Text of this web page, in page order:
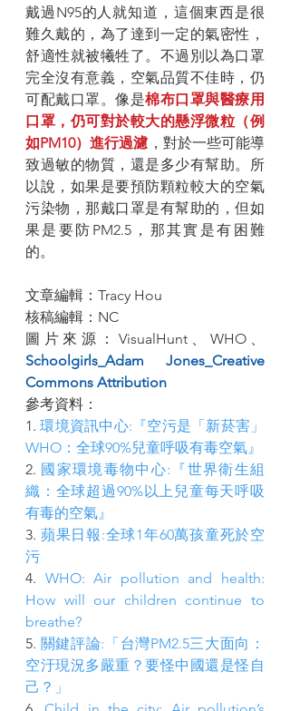
戴過N95的人就知道，這個東西是很
難久戴的，為了達到一定的氣密性，
舒適性就被犧牲了。不過別以為口罩
完全沒有意義，空氣品質不佳時，仍
可配戴口罩。像是棉布口罩與醫療用
口罩，仍可對於較大的懸浮微粒（例
如PM10）進行過濾 ，對於一些可能導
致過敏的物質，還是多少有幫助。所
以說，如果是要預防顆粒較大的空氣
污染物，那戴口罩是有幫助的，但如
果是要防PM2.5，那其實是有困難
的。
文章編輯：Tracy Hou
核稿編輯：NC
圖片來源：VisualHunt、WHO、
Schoolgirls_Adam Jones_Creative
Commons Attribution
參考資料：
1. 環境資訊中心:『空污是「新菸害」
WHO：全球90%兒童呼吸有毒空氣』
2. 國家環境毒物中心:『世界衛生組
織：全球超過90%以上兒童每天呼吸
有毒的空氣』
3. 蘋果日報:全球1年60萬孩童死於空
污
4. WHO: Air pollution and health:
How will our children continue to
breathe?
5. 關鍵評論:「台灣PM2.5三大面向：
空汙現況多嚴重？要怪中國還是怪自
己？」